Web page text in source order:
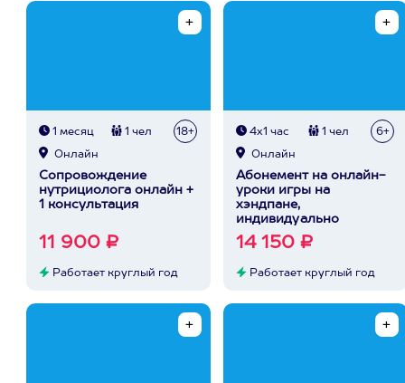
1 месяц 1 чел 18+
Онлайн
Сопровождение
нутрициолога онлайн +
1 консультация
11 900 ₽
Работает круглый год
4х1 час 1 чел 6+
Онлайн
Абонемент на онлайн-
уроки игры на
хэндпане,
индивидуально
14 150 ₽
Работает круглый год